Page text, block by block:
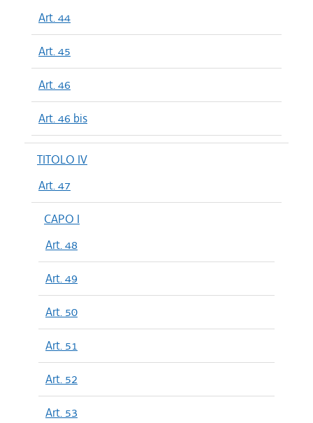
Art. 44
Art. 45
Art. 46
Art. 46 bis
TITOLO IV
Art. 47
CAPO I
Art. 48
Art. 49
Art. 50
Art. 51
Art. 52
Art. 53